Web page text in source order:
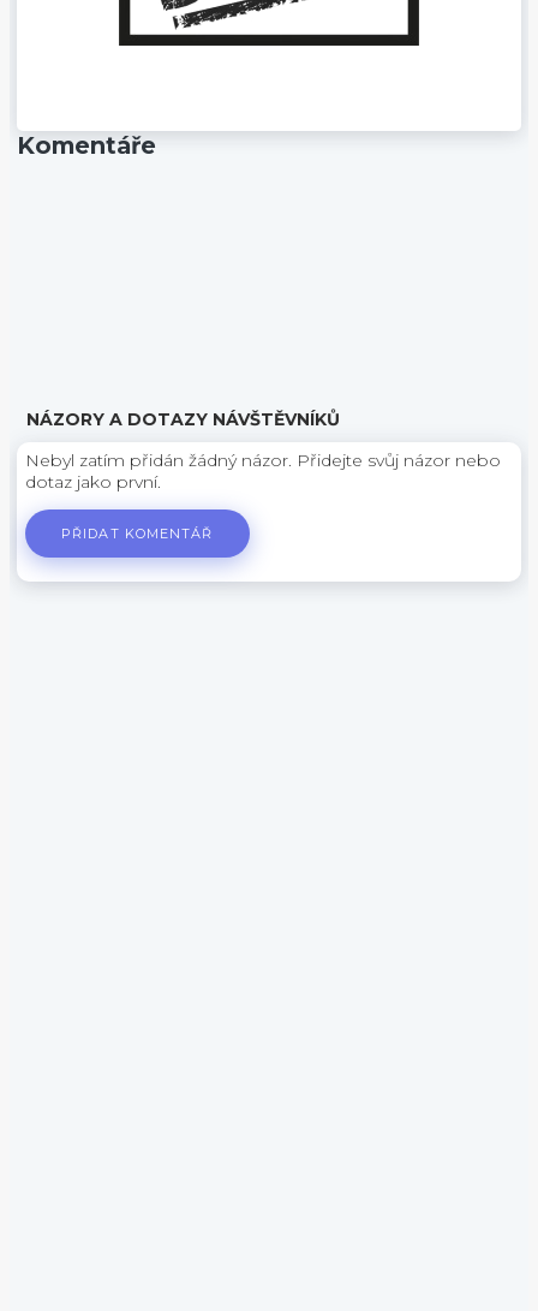
Komentáře
NÁZORY A DOTAZY NÁVŠTĚVNÍKŮ
Nebyl zatím přidán žádný názor. Přidejte svůj názor nebo
dotaz jako první.
PŘIDAT KOMENTÁŘ